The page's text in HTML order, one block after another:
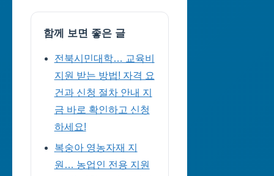
함께 보면 좋은 글
전북시민대학… 교육비
지원 받는 방법! 자격 요
건과 신청 절차 안내 지
금 바로 확인하고 신청
하세요!
복숭아 영농자재 지
원… 농업인 전용 지원